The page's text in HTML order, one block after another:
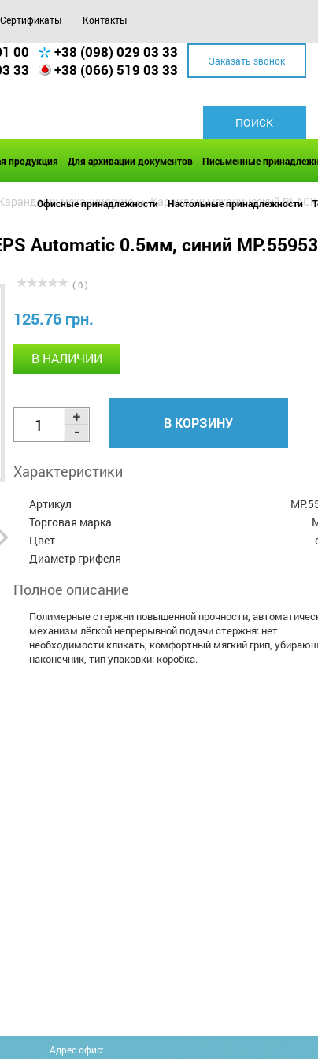
Сертификаты Контакты
00
+38 (098) 029 03 33
33
+38 (066) 519 03 33 Заказать звонок
продукция Для архивации документов Письменные
Офисные принадлежности Настольные принадлежности
механические >> Карандаш механический
Automatic 0.5мм, синий
( 0 )
125.76 грн.
В НАЛИЧИИ
В КОРЗИНУ
Характеристики
Артикул
Торговая марка
Цвет
Диаметр грифеля
Полное описание
Полимерные стержни повышенной прочности,
механизм лёгкой непрерывной подачи стержня: нет
необходимости кликать, комфортный мягкий грип,
наконечник, тип упаковки: коробка.
Адрес офис: